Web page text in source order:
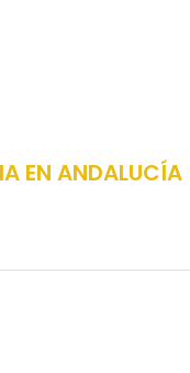
EN ANDALUCÍA